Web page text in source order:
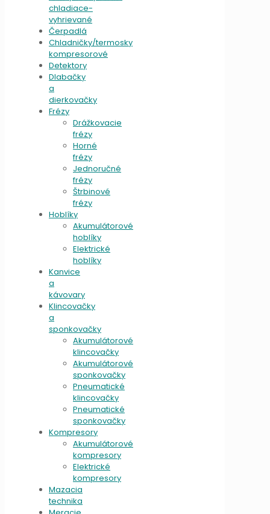
chladiace-
vyhrievané
Čerpadlá
Chladničky/termosky
kompresorové
Detektory
Dlabačky
a
dierkovačky
Frézy
Drážkovacie
frézy
Horné
frézy
Jednoručné
frézy
Štrbinové
frézy
Hoblíky
Akumulátorové
hoblíky
Elektrické
hoblíky
Kanvice
a
kávovary
Klincovačky
a
sponkovačky
Akumulátorové
klincovačky
Akumulátorové
sponkovačky
Pneumatické
klincovačky
Pneumatické
sponkovačky
Kompresory
Akumulátorové
kompresory
Elektrické
kompresory
Mazacia
technika